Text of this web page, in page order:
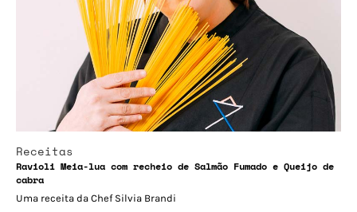
Receitas
Ravioli Meia-lua com recheio de Salmão Fumado e Queijo de
cabra
Uma receita da Chef Silvia Brandi